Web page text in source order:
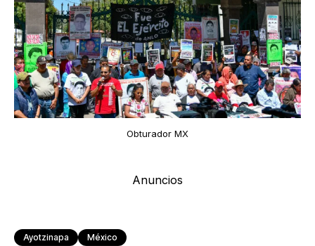
Obturador MX
Anuncios
Ayotzinapa México